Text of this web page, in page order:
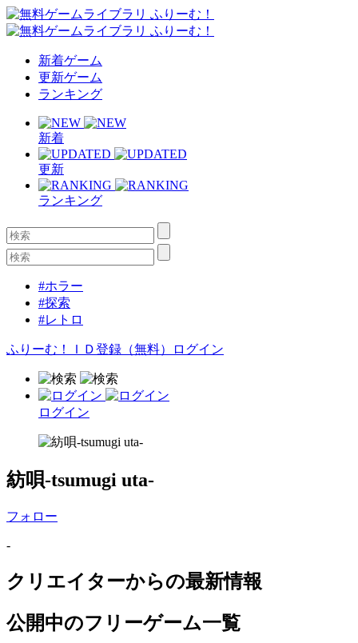
新着ゲーム
更新ゲーム
ランキング
新着
更新
ランキング
#ホラー
#探索
#レトロ
ふりーむ！ＩＤ登録（無料） ログイン
ログイン
紡唄-tsumugi uta-
フォロー
-
クリエイターからの最新情報
公開中のフリーゲーム一覧